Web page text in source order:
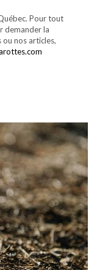
Pour tout
demander la
nos articles,